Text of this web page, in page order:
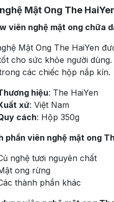
Mật Ong The
viên nghệ mật ong chữa
Mật Ong The HaiYen
cho sức khỏe người
các chiếc hộp nắp kín.
hiệu: The HaiYen
xứ: Việt Nam
cách: Hộp 350g
phần viên nghệ mật ong
nghệ tươi nguyên chất
ong rừng
thành phần khác